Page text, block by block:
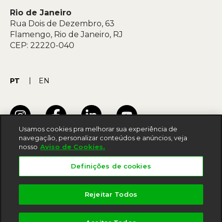
Rio de Janeiro
Rua Dois de Dezembro, 63
Flamengo, Rio de Janeiro, RJ
CEP: 22220-040
PT EN
Política de privacidade
Usamos cookies pra melhorar sua experiência de
navegação, personalizar conteúdos e anúncios, veja
nosso Aviso de Cookies.
Definições de cookies
Rejeitar Todos